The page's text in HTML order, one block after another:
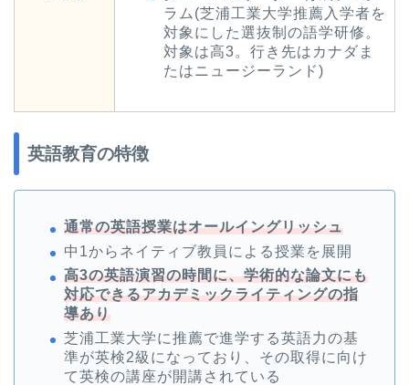
ラム(芝浦工業大学推薦入学者を
対象にした選抜制の語学研修。
対象は高3。行き先はカナダま
たはニュージーランド)
英語教育の特徴
通常の英語授業はオールイングリッシュ
中1からネイティブ教員による授業を展開
高3の英語演習の時間に、学術的な論文にも
対応できるアカデミックライティングの指
導あり
芝浦工業大学に推薦で進学する英語力の基
準が英検2級になっており、その取得に向け
て英検の講座が開講されている